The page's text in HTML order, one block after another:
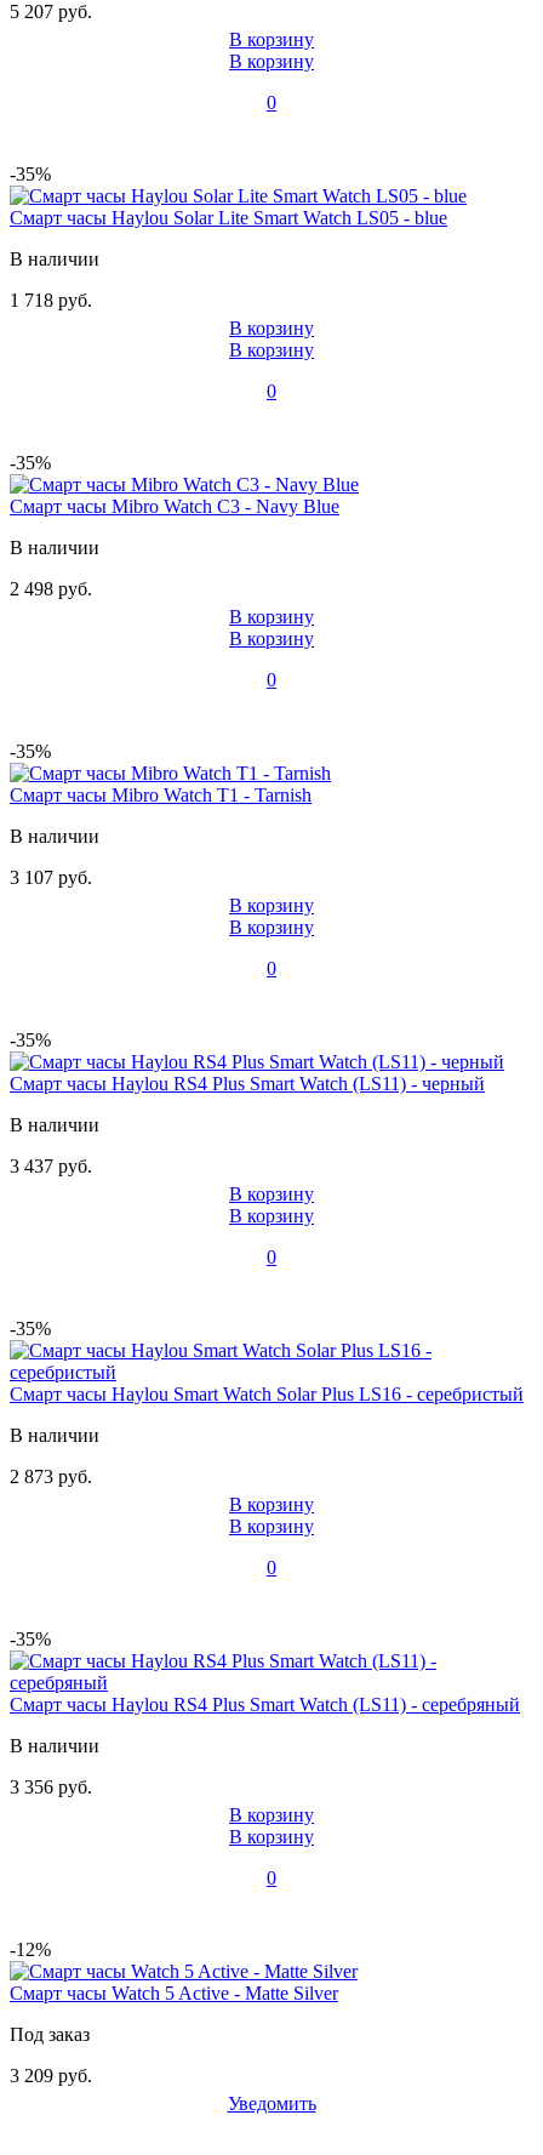
5 207 руб.
В корзину
В корзину
0
-35%
Смарт часы Haylou Solar Lite Smart Watch LS05 - blue
В наличии
1 718 руб.
В корзину
В корзину
0
-35%
Смарт часы Mibro Watch C3 - Navy Blue
В наличии
2 498 руб.
В корзину
В корзину
0
-35%
Смарт часы Mibro Watch T1 - Tarnish
В наличии
3 107 руб.
В корзину
В корзину
0
-35%
Смарт часы Haylou RS4 Plus Smart Watch (LS11) - черный
В наличии
3 437 руб.
В корзину
В корзину
0
-35%
Смарт часы Haylou Smart Watch Solar Plus LS16 - серебристый
В наличии
2 873 руб.
В корзину
В корзину
0
-35%
Смарт часы Haylou RS4 Plus Smart Watch (LS11) - серебряный
В наличии
3 356 руб.
В корзину
В корзину
0
-12%
Смарт часы Watch 5 Active - Matte Silver
Под заказ
3 209 руб.
Уведомить